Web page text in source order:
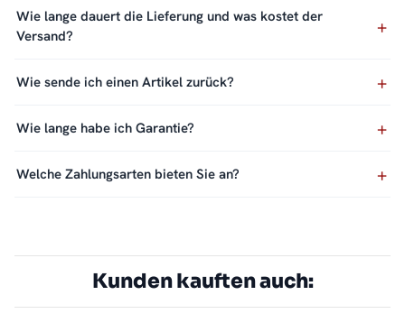
Wie lange dauert die Lieferung und was kostet der
Versand?
Wie sende ich einen Artikel zurück?
Wie lange habe ich Garantie?
Welche Zahlungsarten bieten Sie an?
Kunden kauften auch: